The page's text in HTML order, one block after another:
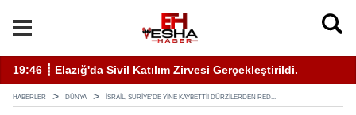
Uyarı Kulaktan Dolma Bilgiyle İlaçlama Ölüm Getirir
19:46 ┋ Elazığ'da Sivil Katılım Zirvesi Gerçekleştirildi.
HABERLER DÜNYA İSRAIL, SURIYE'DE YINE KAYBETTI! DÜRZILERDEN RED...